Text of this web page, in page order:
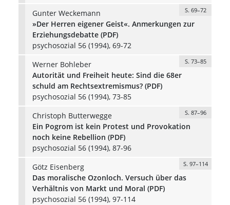
Gunter Weckemann
S. 69–72
»Der Herren eigener Geist«. Anmerkungen zur
Erziehungsdebatte (PDF)
psychosozial 56 (1994), 69-72
Werner Bohleber
S. 73–85
Autorität und Freiheit heute: Sind die 68er
schuld am Rechtsextremismus? (PDF)
psychosozial 56 (1994), 73-85
Christoph Butterwegge
S. 87–96
Ein Pogrom ist kein Protest und Provokation
noch keine Rebellion (PDF)
psychosozial 56 (1994), 87-96
Götz Eisenberg
S. 97–114
Das moralische Ozonloch. Versuch über das
Verhältnis von Markt und Moral (PDF)
psychosozial 56 (1994), 97-114